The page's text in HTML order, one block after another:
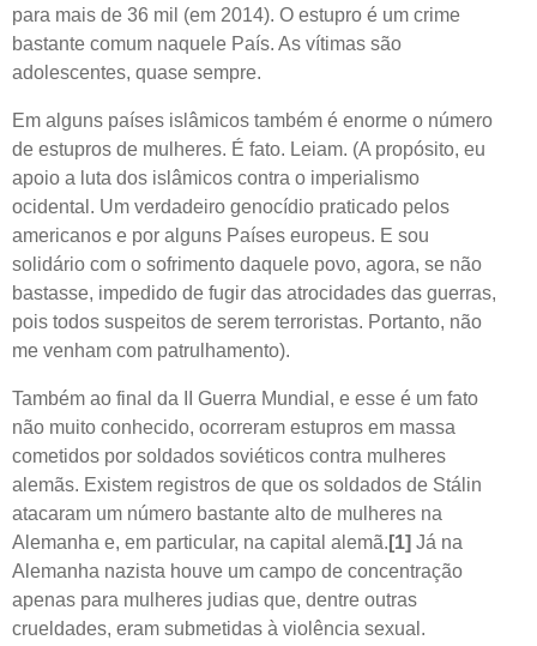
para mais de 36 mil (em 2014). O estupro é um crime
bastante comum naquele País. As vítimas são
adolescentes, quase sempre.
Em alguns países islâmicos também é enorme o número
de estupros de mulheres. É fato. Leiam. (A propósito, eu
apoio a luta dos islâmicos contra o imperialismo
ocidental. Um verdadeiro genocídio praticado pelos
americanos e por alguns Países europeus. E sou
solidário com o sofrimento daquele povo, agora, se não
bastasse, impedido de fugir das atrocidades das guerras,
pois todos suspeitos de serem terroristas. Portanto, não
me venham com patrulhamento).
Também ao final da II Guerra Mundial, e esse é um fato
não muito conhecido, ocorreram estupros em massa
cometidos por soldados soviéticos contra mulheres
alemãs. Existem registros de que os soldados de Stálin
atacaram um número bastante alto de mulheres na
Alemanha e, em particular, na capital alemã. [1] Já na
Alemanha nazista houve um campo de concentração
apenas para mulheres judias que, dentre outras
crueldades, eram submetidas à violência sexual.